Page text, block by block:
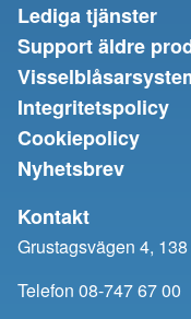
Lediga tjänster
Support äldre
Integritetspolicy
Cookiepolicy
Nyhetsbrev
Kontakt
Grustagsvägen 4,
Telefon 08-747 67 00